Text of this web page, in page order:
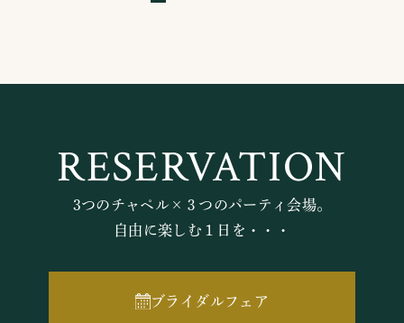
RESERVATION
3つのチャペル×３つのパーティ会場。
自由に楽しむ１日を・・・
ブライダルフェア